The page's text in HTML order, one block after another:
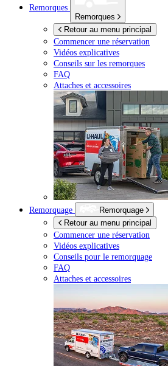
Remorques
Remorques
Retour au menu principal
Commencer une réservation
Vidéos explicatives
Conseils sur les remorques
FAQ
Attaches et accessoires
Remorquage
Remorquage
Retour au menu principal
Commencer une réservation
Vidéos explicatives
Conseils pour le remorquage
FAQ
Attaches et accessoires